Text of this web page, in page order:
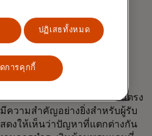
งตัวเสมอไป
บันการเงินหลายแห่งอาจไม่
นับจากเวลาที่เริ่มดำเนินการ
มเร็วที่กำหนดไว้ในปัจจุบัน)
ชำระเงินที่แน่นอนและคาด
ทางการเงินขององค์กร สิ่งนี้
บางประเภท ซึ่งการได้รับเงินตรง
ความสำคัญอย่างยิ่งสำหรับผู้รับ
สดงให้เห็นว่าปัญหาที่แตกต่างกัน
ปฏิเสธทั้งหมด
การคุกกี้